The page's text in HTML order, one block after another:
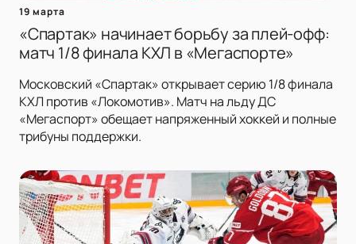
19 марта
«Спартак» начинает борьбу за плей-офф:
матч 1/8 финала КХЛ в «Мегаспорте»
Московский «Спартак» открывает серию 1/8 финала
КХЛ против «Локомотив». Матч на льду ДС
«Мегаспорт» обещает напряженный хоккей и полные
трибуны поддержки.